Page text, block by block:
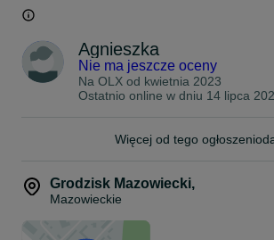
Zapraszamy
Dukat Drewno
Agnieszka
Nie ma jeszcze oceny
Na OLX od kwietnia 2023
Ostatnio online w dniu 14 lipca
Więcej od tego
Grodzisk Mazowiecki,
Mazowieckie